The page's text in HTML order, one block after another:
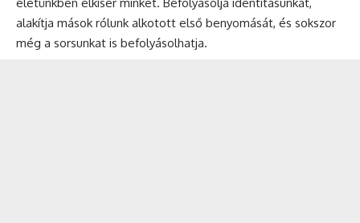
alakítja mások rólunk alkotott első benyomását, és sokszor
még a sorsunkat is befolyásolhatja.